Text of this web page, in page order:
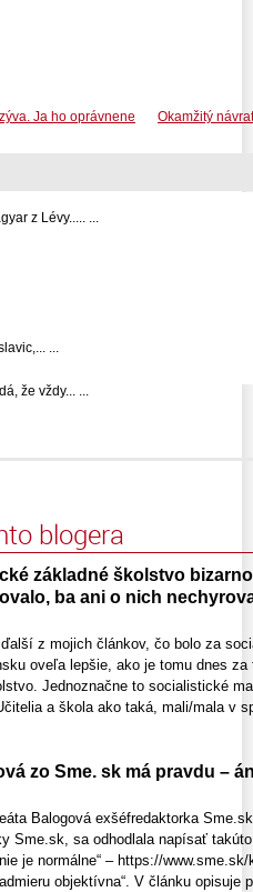
Okamžitý
Ja ho oprávnene
z Lévy..... ...
...
že vždy... ...
blogera
základné školstvo
ba ani o nich
z mojich článkov, čo bolo za
oveľa lepšie, ako je tomu dnes
Jednoznačne to socialistické
a škola ako taká, mali/mala v
zo Sme. sk má pravdu –
Balogová exšéfredaktorka
Sme.sk, sa odhodlala napísať
je normálne“ – https://
objektívna“. V článku